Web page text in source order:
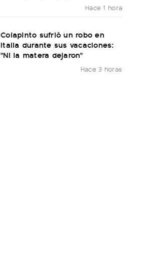
Hace 1 hora
Colapinto sufrió un robo en
Italia durante sus vacaciones:
"Ni la matera dejaron"
Hace 3 horas